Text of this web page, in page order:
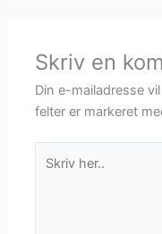
Skriv en
Din e-mailadresse
felter er markeret
her..